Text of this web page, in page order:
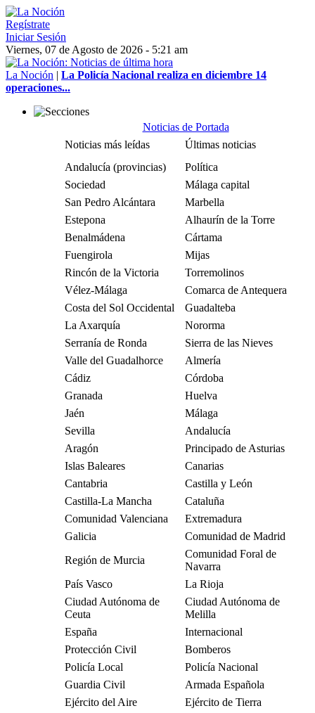
Regístrate
Iniciar Sesión
Viernes, 07 de Agosto de 2026 - 5:21 am
La Noción | La Policía Nacional realiza en diciembre 14
operaciones...
Noticias de Portada
Noticias más leídas
Últimas noticias
Andalucía (provincias)
Política
Sociedad
Málaga capital
San Pedro Alcántara
Marbella
Estepona
Alhaurín de la Torre
Benalmádena
Cártama
Fuengirola
Mijas
Rincón de la Victoria
Torremolinos
Vélez-Málaga
Comarca de Antequera
Costa del Sol Occidental
Guadalteba
La Axarquía
Nororma
Serranía de Ronda
Sierra de las Nieves
Valle del Guadalhorce
Almería
Cádiz
Córdoba
Granada
Huelva
Jaén
Málaga
Sevilla
Andalucía
Aragón
Principado de Asturias
Islas Baleares
Canarias
Cantabria
Castilla y León
Castilla-La Mancha
Cataluña
Comunidad Valenciana
Extremadura
Galicia
Comunidad de Madrid
Región de Murcia
Comunidad Foral de
Navarra
País Vasco
La Rioja
Ciudad Autónoma de
Ceuta
Ciudad Autónoma de
Melilla
España
Internacional
Protección Civil
Bomberos
Policía Local
Policía Nacional
Guardia Civil
Armada Española
Ejército del Aire
Ejército de Tierra